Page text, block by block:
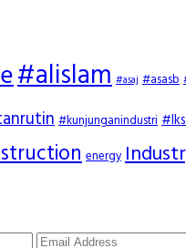
#alislam #asaj #asasb
#kunjunganindustri#lks
energy